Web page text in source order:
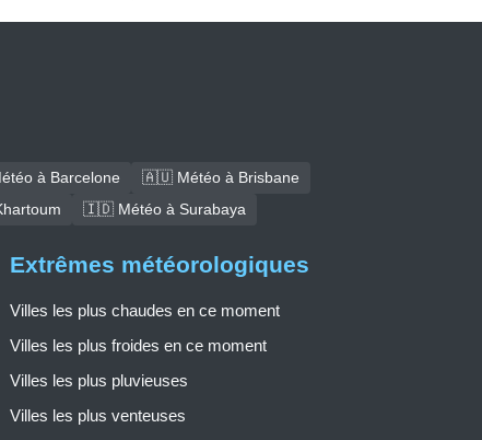
à Barcelone
🇦🇺 Météo à Brisbane
🇮🇩 Météo à Surabaya
Extrêmes météorologiques
Villes les plus chaudes en ce moment
Villes les plus froides en ce moment
Villes les plus pluvieuses
Villes les plus venteuses